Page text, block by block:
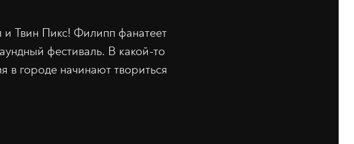
Твин Пикс! Филипп фанатеет
фестиваль. В какой-то
в городе начинают твориться